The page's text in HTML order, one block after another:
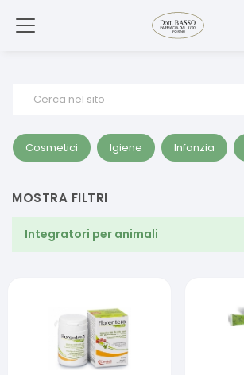
Cerca nel sito
Cosmetici Igiene Infanzia
MOSTRA FILTRI
Integratori per animali